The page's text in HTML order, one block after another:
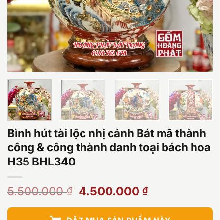
Bình hút tài lộc nhị cảnh Bát mã thành
công & công thành danh toại bách hoa
H35 BHL340
5.500.000₫
Giá
là:
4.500.000₫Giá
tại